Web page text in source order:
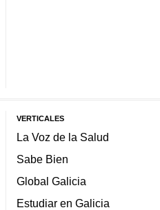
VERTICALES
La Voz de la Salud
Sabe Bien
Global Galicia
Estudiar en Galicia